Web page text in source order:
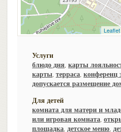
Leaflet
Услуги
блюдо дня, карты
карты, терраса, конференц
допускается размещение
Для детей
комната для матери и
или игровая комната,
площадка, детское меню,